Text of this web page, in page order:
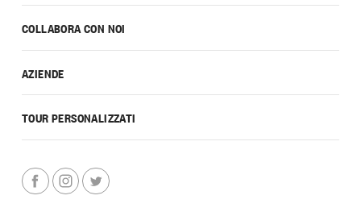
COLLABORA CON NOI
AZIENDE
TOUR PERSONALIZZATI